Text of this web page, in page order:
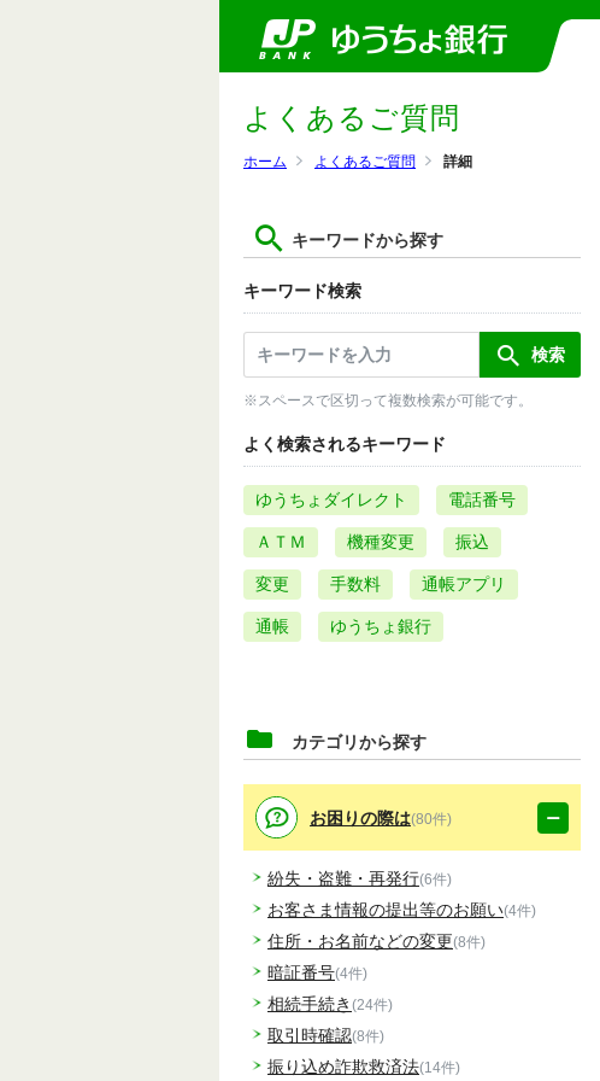
ホーム よくあるご質問 詳細
よくあるご質問
キーワードから探す
キーワード検索
※スペースで区切って複数検索が可能です。
よく検索されるキーワード
ゆうちょダイレクト 電話番号
ＡＴＭ 機種変更 振込
変更 手数料 通帳アプリ
通帳 ゆうちょ銀行
カテゴリから探す
お困りの際は(80件)
紛失・盗難・再発行(6件)
お客さま情報の提出等のお願い(4件)
住所・お名前などの変更(8件)
暗証番号(4件)
相続手続き (24件)
取引時確認(8件)
振り込め詐欺救済法(14件)